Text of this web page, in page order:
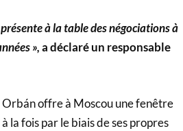
à la table des négociations à
»,a déclaré un responsable
offre à Moscou une fenêtre
la fois par le biais de ses propres